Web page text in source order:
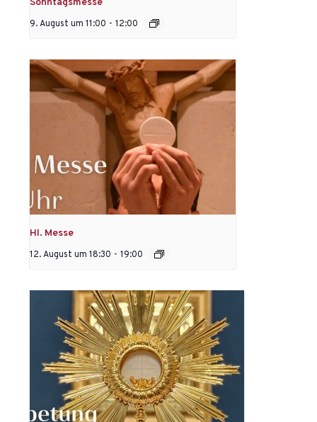
Sonntagsmesse
9. August um 11:00 - 12:00
Hl. Messe
12. August um 18:30 - 19:00